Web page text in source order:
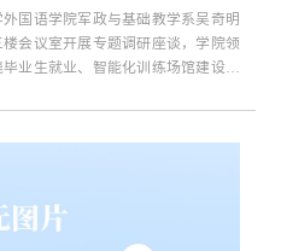
国语学院军政与基础教学系吴奇明
会议室开展专题调研座谈，学院领
业生就业、智能化训练场馆建设、
院对国防科大来访团队表示热烈欢
培养与实训平台发展概况，期待双